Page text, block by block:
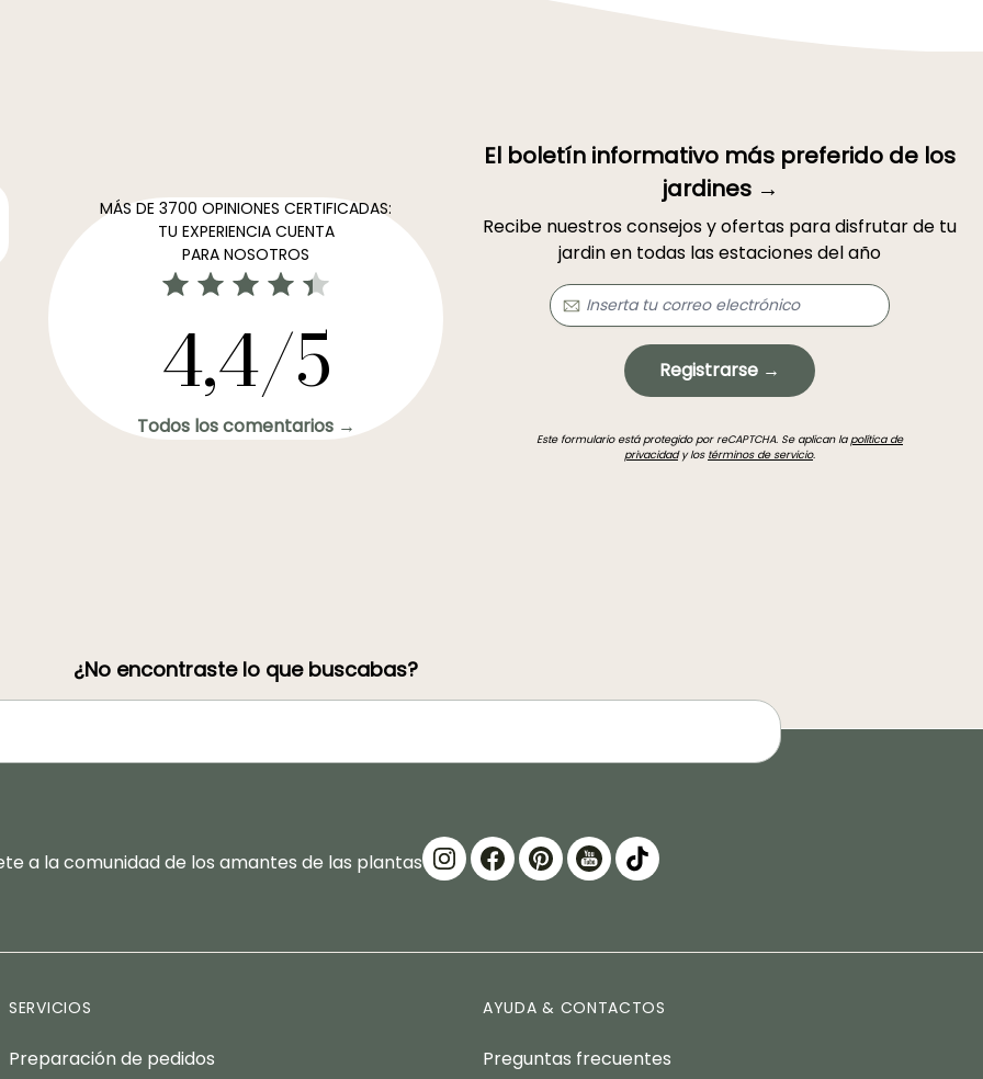
MÁS DE 3700 OPINIONES CERTIFICADAS:
TU EXPERIENCIA CUENTA
PARA NOSOTROS
4,4/5
Todos los comentarios →
El boletín informativo más preferido de los
jardines →
Recibe nuestros consejos y ofertas para disfrutar de tu
jardin en todas las estaciones del año
Registrarse →
Este formulario está protegido por reCAPTCHA. Se aplican lapolítica de
privacidady los términos de servicio.
¿No encontraste lo que buscabas?
a la comunidad de los amantes de las plantas
SERVICIOS
Preparación de pedidos
AYUDA & CONTACTOS
Preguntas frecuentes